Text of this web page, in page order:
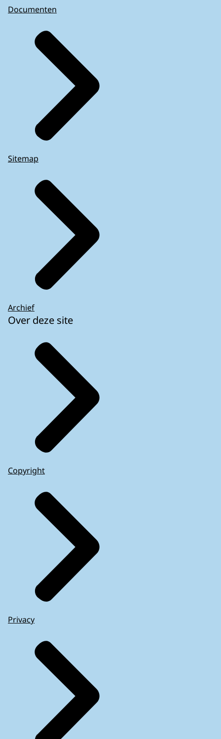
Documenten
Sitemap
Archief
Over deze site
Copyright
Privacy